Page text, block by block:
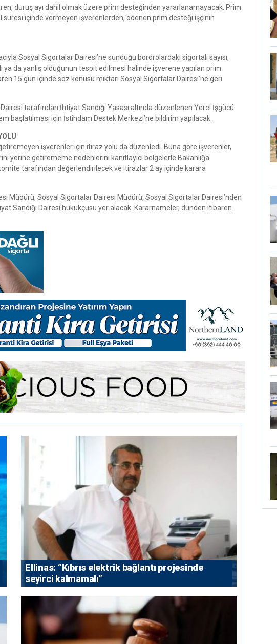
duruş ayı dahil olmak üzere prim desteğinden yararlanamayacak. Prim
içinde vermeyen işverenlerden, ödenen prim desteği işçinin
Sosyal Sigortalar Dairesi’ne sunduğu bordrolardaki sigortalı sayısı,
ya da yanlış olduğunun tespit edilmesi halinde işverene yapılan prim
15 gün içinde söz konusu miktarı Sosyal Sigortalar Dairesi’ne geri
tarafından İhtiyat Sandığı Yasası altında düzenlenen Yerel İşgücü
başlatılması için İstihdam Destek Merkezi’ne bildirim yapılacak.
işverenler için itiraz yolu da düzenledi. Buna göre işverenler,
yerine getirememe nedenlerini kanıtlayıcı belgelerle Bakanlığa
tarafından değerlendirilecek ve itirazlar 2 ay içinde karara
Müdürü, Sosyal Sigortalar Dairesi Müdürü, Sosyal Sigortalar Dairesi’nden
Sandığı Dairesi hukukçusu yer alacak. Kararnameler, dünden itibaren
Ellinas: “Kıbrıs elektrik bağlantı projesinde
seyirci kalmamalı”